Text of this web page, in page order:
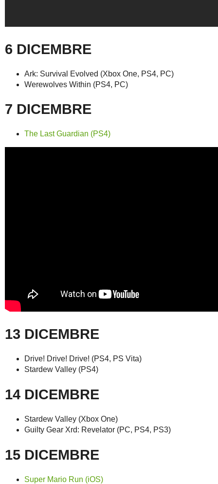
6 DICEMBRE
Ark: Survival Evolved (Xbox One, PS4, PC)
Werewolves Within (PS4, PC)
7 DICEMBRE
The Last Guardian (PS4)
13 DICEMBRE
Drive! Drive! Drive! (PS4, PS Vita)
Stardew Valley (PS4)
14 DICEMBRE
Stardew Valley (Xbox One)
Guilty Gear Xrd: Revelator (PC, PS4, PS3)
15 DICEMBRE
Super Mario Run (iOS)